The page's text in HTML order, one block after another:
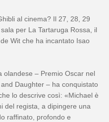
al cinema? Il 27, 28, 29
per La Tartaruga Rossa, il
Wit che ha incantato Isao
olandese – Premio Oscar nel
Daughter – ha conquistato
lo descrive così: «Michael è
del regista, a dipingere una
raffinato, profondo e